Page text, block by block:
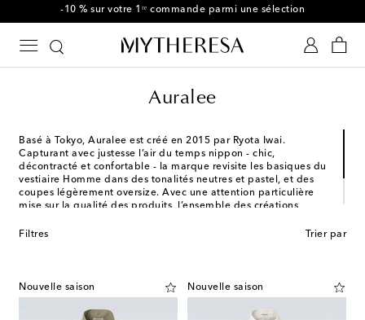
-10 % sur votre 1ʳᵉ commande parmi une sélection
Auralee
Basé à Tokyo, Auralee est créé en 2015 par Ryota Iwai.
Capturant avec justesse l’air du temps nippon - chic,
décontracté et confortable - la marque revisite les basiques du
vestiaire Homme dans des tonalités neutres et pastel, et des
coupes légèrement oversize. Avec une attention particulière
mise sur la qualité des produits, l’ensemble des créations
gamme des plus raffinés provenant des quatre coins du
Filtres Trier par
Nouvelle saison Nouvelle saison